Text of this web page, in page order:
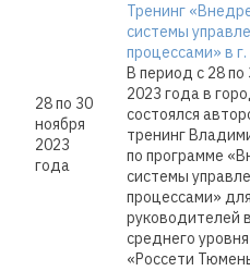
28 по 30
ноября
2023
года
Тренинг
системы
процессами» в г.
В период с 28 по
2023 года в
состоялся
тренинг
по программе
системы
процессами» для
руководителей
среднего
«Россети